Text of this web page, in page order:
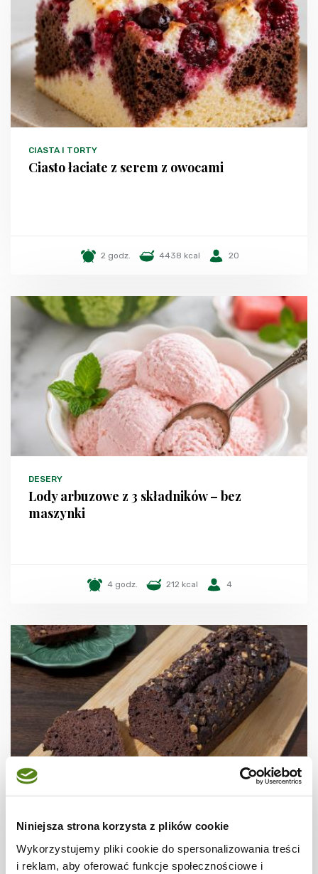
Niniejsza strona korzysta z plików cookie
Wykorzystujemy pliki cookie do spersonalizowania treści
i reklam, aby oferować funkcje społecznościowe i
CIASTA I TORTY
Ciasto łaciate z serem z owocami
2 godz. 4438 kcal 20
DESERY
Lody arbuzowe z 3 składników – bez
maszynki
4 godz. 212 kcal 4
Ciasto bananowo-czekoladowe